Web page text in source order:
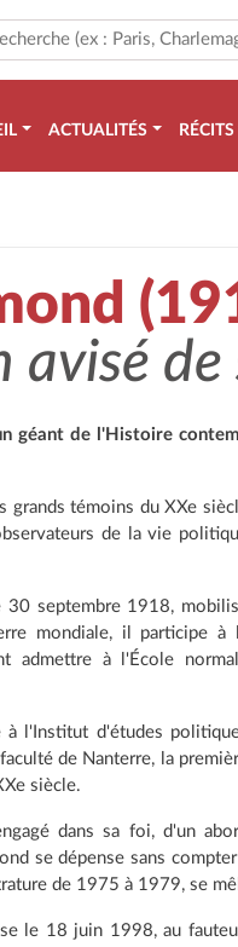
ACTUALITÉS RÉCITS
avisé de
géant de l'Histoire
grands témoins du XXe
de la vie
30 septembre 1918,
mondiale, il participe à
admettre à l'École
à l'Institut d'études
de Nanterre, la
siècle.
dans sa foi, d'un
se dépense sans
de 1975 à 1979, se
le 18 juin 1998, au